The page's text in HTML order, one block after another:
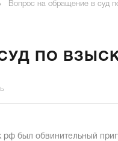
Вопрос на обращение в суд
ПО
был обвинительный